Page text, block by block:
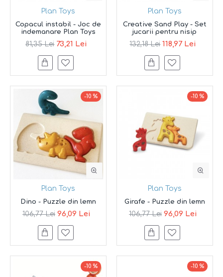
Plan Toys
Copacul instabil - Joc de
indemanare Plan Toys
81,35 Lei 73,21 Lei
Plan Toys
Creative Sand Play - Set
jucarii pentru nisip
132,18 Lei 118,97 Lei
-10 %
Plan Toys
Dino - Puzzle din lemn
106,77 Lei 96,09 Lei
-10 %
Plan Toys
Girafe - Puzzle din lemn
106,77 Lei 96,09 Lei
-10 % -10 %